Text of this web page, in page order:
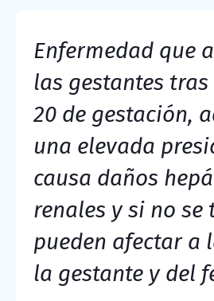
Enfermedad que
las gestantes
20 de gestación,
una elevada
causa daños
renales y si no se
pueden afectar a
la gestante y del